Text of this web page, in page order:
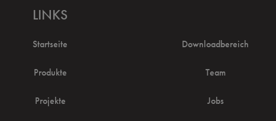
LINKS
Startseite
Produkte
Projekte
Downloadbereich
Team
Jobs